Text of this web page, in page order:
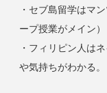
・セブ島留学はマ
ープ授業がメイン）
・フィリピン人は
や気持ちがわかる。